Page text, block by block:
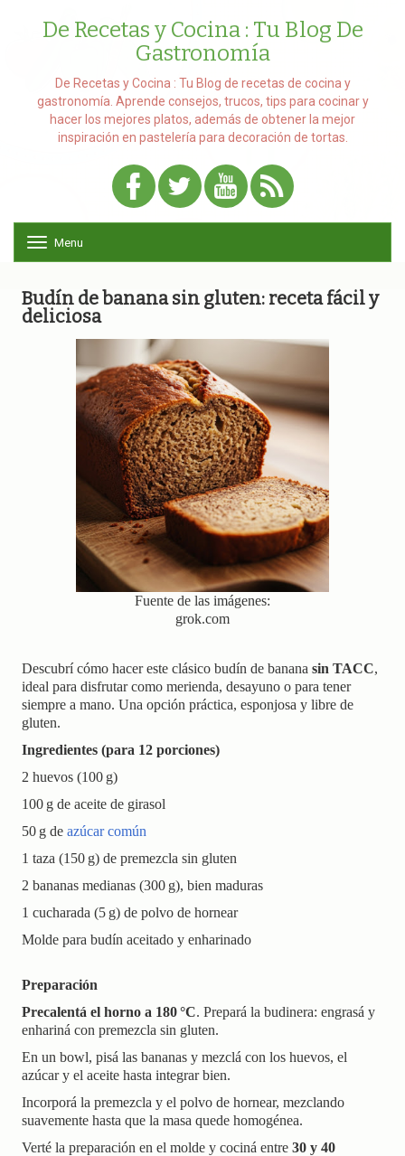
De Recetas y Cocina : Tu Blog De
Gastronomía
De Recetas y Cocina : Tu Blog de recetas de cocina y
gastronomía. Aprende consejos, trucos, tips para cocinar y
hacer los mejores platos, además de obtener la mejor
inspiración en pastelería para decoración de tortas.
o
g
n
v
i
g
a
t
i
o
n
Menu
Budín de banana sin gluten: receta fácil y
deliciosa
Fuente de las imágenes:
grok.com
Descubrí cómo hacer este clásico budín de banana sin TACC,
ideal para disfrutar como merienda, desayuno o para tener
siempre a mano. Una opción práctica, esponjosa y libre de
gluten.
Ingredientes (para 12 porciones)
2 huevos (100 g)
100 g de aceite de girasol
50 g de azúcar común
1 taza (150 g) de premezcla sin gluten
2 bananas medianas (300 g), bien maduras
1 cucharada (5 g) de polvo de hornear
Molde para budín aceitado y enharinado
Preparación
Precalentá el horno a 180 °C. Prepará la budinera: engrasá y
enhariná con premezcla sin gluten.
En un bowl, pisá las bananas y mezclá con los huevos, el
azúcar y el aceite hasta integrar bien.
Incorporá la premezcla y el polvo de hornear, mezclando
suavemente hasta que la masa quede homogénea.
Verté la preparación en el molde y cociná entre 30 y 40